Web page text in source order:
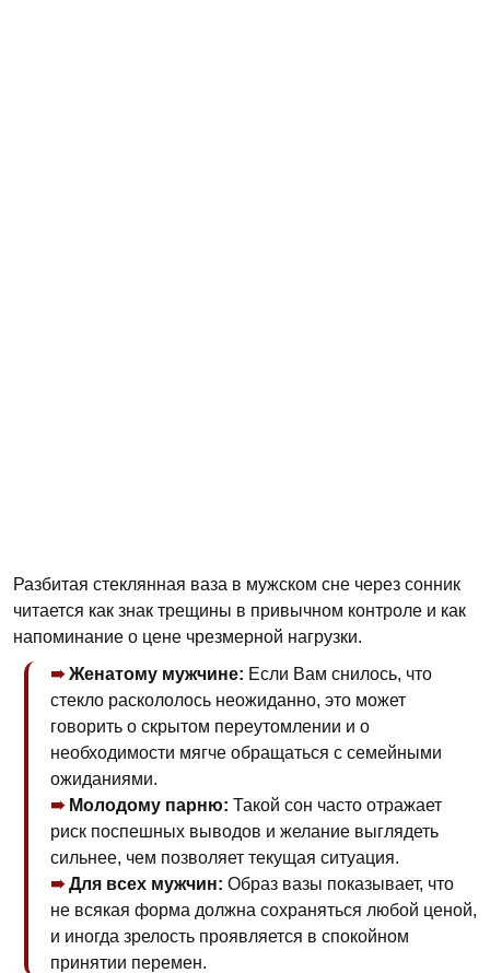
Разбитая стеклянная ваза в мужском сне через сонник
читается как знак трещины в привычном контроле и как
напоминание о цене чрезмерной нагрузки.
Женатому мужчине: Если Вам снилось, что
стекло раскололось неожиданно, это может
говорить о скрытом переутомлении и о
необходимости мягче обращаться с семейными
ожиданиями.
Молодому парню: Такой сон часто отражает
риск поспешных выводов и желание выглядеть
сильнее, чем позволяет текущая ситуация.
Для всех мужчин: Образ вазы показывает, что
не всякая форма должна сохраняться любой ценой,
и иногда зрелость проявляется в спокойном
принятии перемен.